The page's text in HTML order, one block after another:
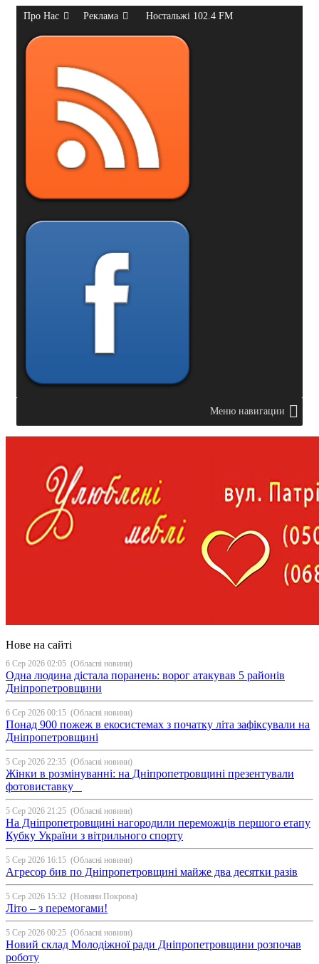
Про Нас Реклама Ностальжі 102.4 FM
Меню навигации
Нове на сайті
6 Сер 2026 02:05 (Обласні новини)
Одна людина дістала поранень: ворог атакував 5 районів
Дніпропетровщини
6 Сер 2026 00:15 (Обласні новини)
Понад 900 пожеж в екосистемах з початку літа зафіксували на
Дніпропетровщині
5 Сер 2026 22:35 (Обласні новини)
Жінки в розмінуванні: на Дніпропетровщині презентували
фотовиставку
5 Сер 2026 21:25 (Обласні новини)
На Дніпропетровщині нагородили переможців першого етапу
Кубку України з вітрильного спорту
5 Сер 2026 16:15 (Обласні новини)
Агресор бив по Дніпропетровщині майже два десятки разів
5 Сер 2026 15:32 (Новини Покрова)
Літо – з перемогами!
5 Сер 2026 00:25 (Обласні новини)
Новий склад Молодіжної ради Дніпропетровщини розпочав
роботу